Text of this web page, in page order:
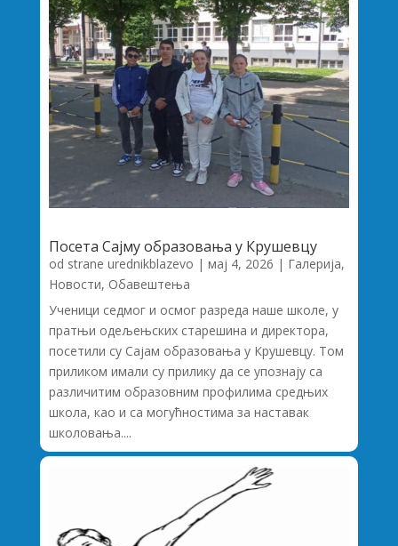
Посета Сајму образовања у Крушевцу
od strane urednikblazevo | мај 4, 2026 | Галерија,
Новости, Обавештења
Ученици седмог и осмог разреда наше школе, у
пратњи одељењских старешина и директора,
посетили су Сајам образовања у Крушевцу. Том
приликом имали су прилику да се упознају са
различитим образовним профилима средњих
школа, као и са могућностима за наставак
школовања....